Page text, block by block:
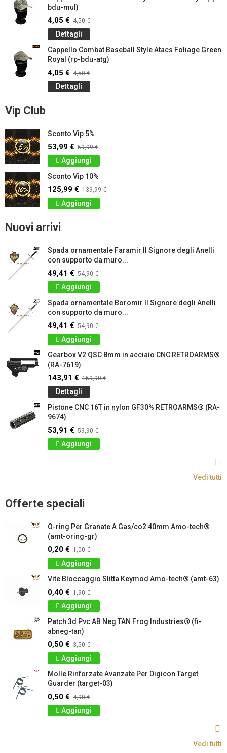
bdu-mul)
4,05 € 4,50 €
Dettagli
Cappello Combat Baseball Style Atacs Foliage Green
Royal (rp-bdu-atg)
4,05 € 4,50 €
Dettagli
Vip Club
Sconto Vip 5%
53,99 € 59,99 €
Aggiungi
Sconto Vip 10%
125,99 € 139,99 €
Aggiungi
Nuovi arrivi
Spada ornamentale Faramir Il Signore degli Anelli
con supporto da muro...
49,41 € 54,90 €
Aggiungi
Spada ornamentale Boromir Il Signore degli Anelli
con supporto da muro...
49,41 € 54,90 €
Aggiungi
Gearbox V2 QSC 8mm in acciaio CNC RETROARMS®
(RA-7619)
143,91 € 159,90 €
Dettagli
Pistone CNC 16T in nylon GF30% RETROARMS® (RA-
9674)
53,91 € 59,90 €
Aggiungi
Vedi tutti
Offerte speciali
O-ring Per Granate A Gas/co2 40mm Amo-tech®
(amt-oring-gr)
0,20 € 1,00 €
Aggiungi
Vite Bloccaggio Slitta Keymod Amo-tech® (amt-63)
0,40 € 1,90 €
Aggiungi
Patch 3d Pvc AB Neg TAN Frog Industries® (fi-
abneg-tan)
0,50 € 3,50 €
Aggiungi
Molle Rinforzate Avanzate Per Digicon Target
Guarder (target-03)
0,50 € 4,90 €
Aggiungi
Vedi tutti